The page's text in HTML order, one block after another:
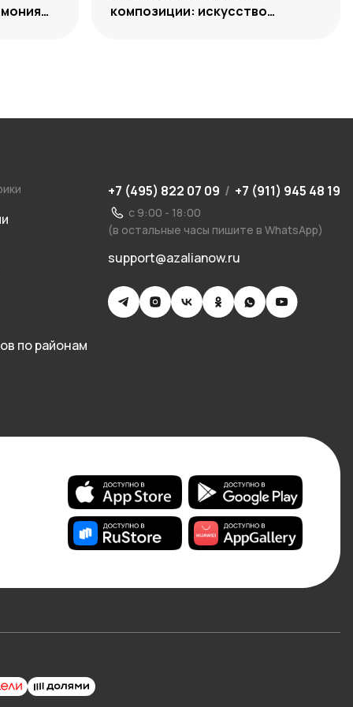
композиции: искусство
по районам
+7 (495) 822 07 09 / +7 (911) 945 48 19
с 9:00 - 18:00
(в остальные часы пишите в WhatsApp)
support@azalianow.ru